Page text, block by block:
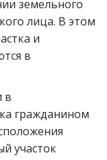
земельного
лица. В этом
и
в
в
гражданином
участок